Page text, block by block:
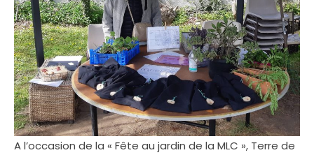
A l’occasion de la « Fête au jardin de la MLC », Terre de